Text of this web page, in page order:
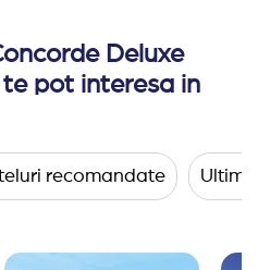
Deluxe Resort se afla
cazare cu
Deluxe
pot interesa in
recomandate